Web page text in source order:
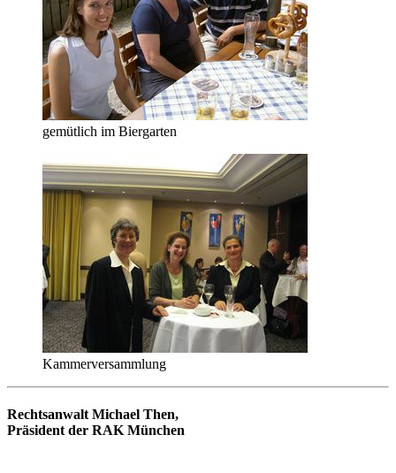
gemütlich im Biergarten
Kammerversammlung
Rechtsanwalt Michael Then,
Präsident der RAK München